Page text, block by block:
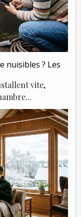
nuisibles ? Les
vite,